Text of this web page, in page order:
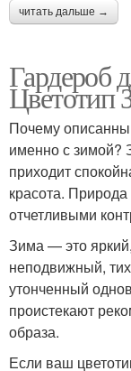
читать дальше →
Гардероб
Цветотип
Почему
именно с зимой?
приходит
красота. Природа
отчетливыми
Зима — это
неподвижный,
утонченный
проистекают
образа.
Если ваш